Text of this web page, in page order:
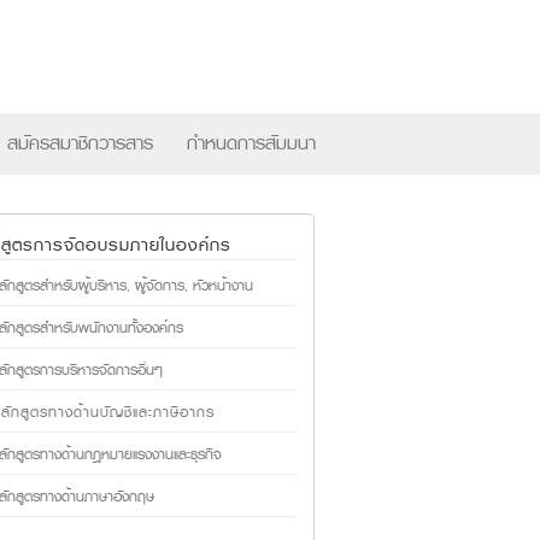
สมัครสมาชิกวารสาร กำหนดการสัมมนา
ตรการจัดอบรมภายในองค์กร
กสูตรสำหรับผู้บริหาร, ผู้จัดการ, หัวหน้างาน
กสูตรสำหรับพนักงานทั้งองค์กร
กสูตรการบริหารจัดการอื่นๆ
กสูตรทางด้านบัญชีและภาษีอากร
กสูตรทางด้านกฎหมายแรงงานและธุรกิจ
กสูตรทางด้านภาษาอังกฤษ